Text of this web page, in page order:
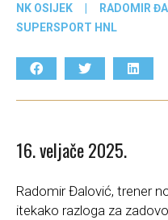
NK OSIJEK | RADOMIR
SUPERSPORT HNL
16. veljače 2025.
Radomir Đalović, trener
itekako razloga za